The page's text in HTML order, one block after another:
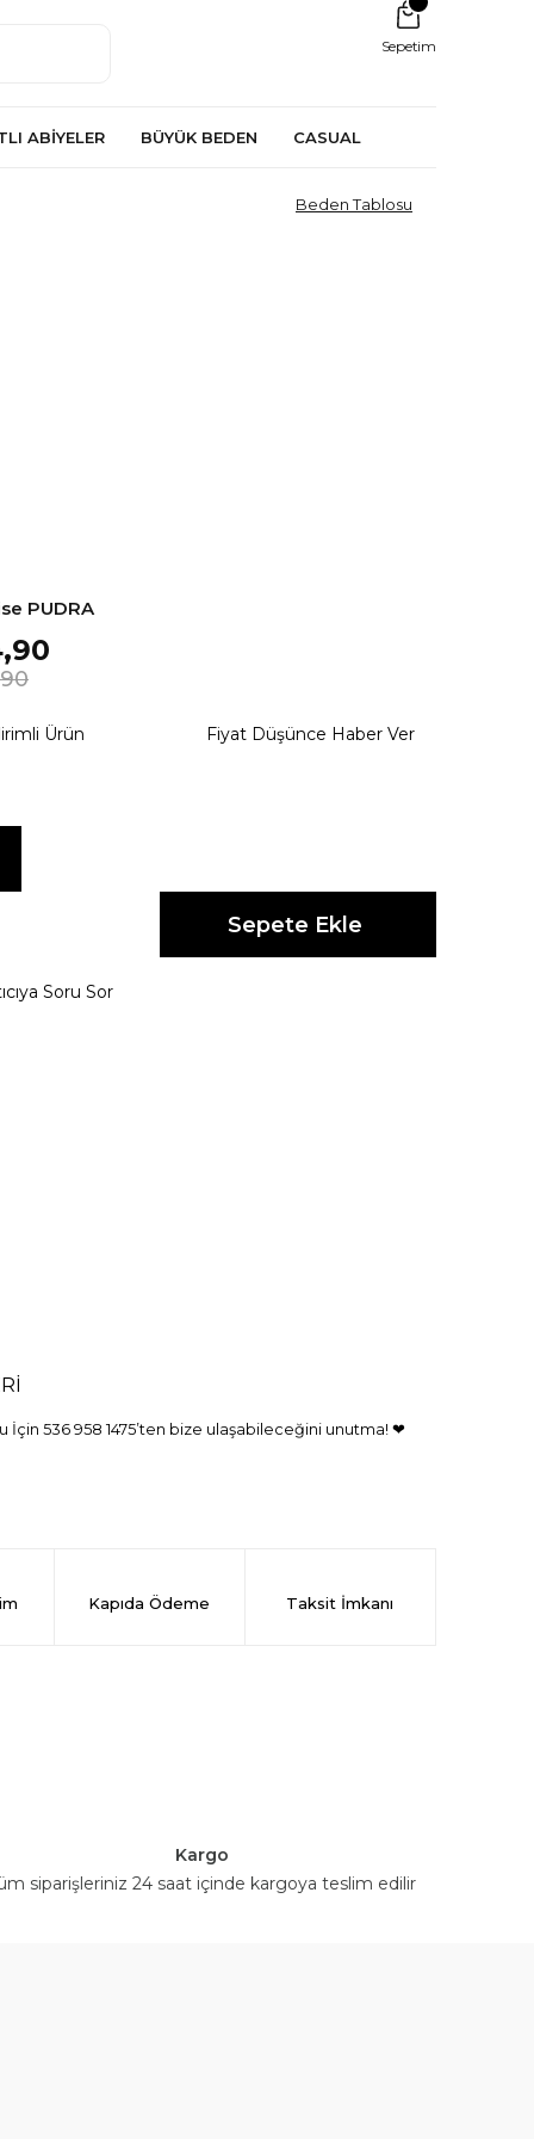
Sepetim
ABİYELER BÜYÜK BEDEN CASUAL
PUDRA
Ürün
Fiyat Düşünce Haber Ver
Soru Sor
536 958 1475’ten bize ulaşabileceğini unutma! ❤
Kapıda Ödeme Taksit İmkanı
Beden Tablosu
Kargo
siparişleriniz 24 saat içinde kargoya teslim edilir